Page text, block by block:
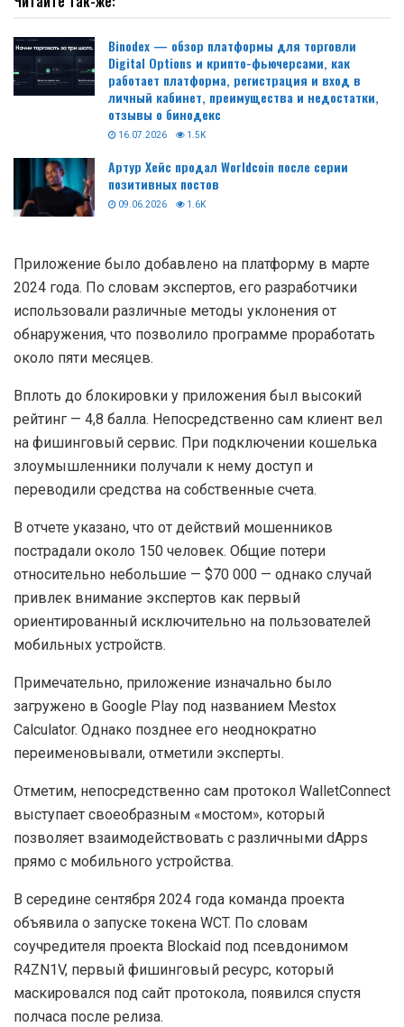
Фейковое приложение, которое выдавало себя за
мобильный клиент протокола WalletConnect, было
доступно в Google Play около пяти месяцев, его
загрузили свыше 10 000 раз. Это следует из отчета
экспертов Check Point Research.
Читайте так-же:
Digital Options и крипто-фьючерсами, как
работает платформа, регистрация и вход в
личный кабинет, преимущества и недостатки,
отзывы о бинодекс
16.07.2026 1.5K
Артур Хейс продал Worldcoin после серии
Приложение было добавлено на платформу в марте
2024 года. По словам экспертов, его разработчики
обнаружения, что позволило программе проработать
около пяти месяцев.
Вплоть до блокировки у приложения был высокий
рейтинг — 4,8 балла. Непосредственно сам клиент вел
на фишинговый сервис. При подключении кошелька
переводили средства на собственные счета.
В отчете указано, что от действий мошенников
пострадали около 150 человек. Общие потери
привлек внимание экспертов как первый
ориентированный исключительно на пользователей
мобильных устройств.
загружено в Google Play под названием Mestox
Calculator. Однако позднее его неоднократно
переименовывали, отметили эксперты.
Отметим, непосредственно сам протокол WalletConnect
выступает своеобразным «мостом», который